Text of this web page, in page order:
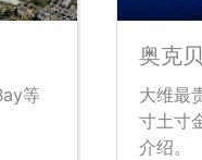
等
奥克贝
大维最
寸土寸
介绍。